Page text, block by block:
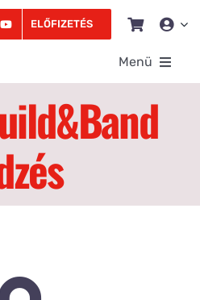
ELŐFIZETÉS
Menü
Rooms
Podcast